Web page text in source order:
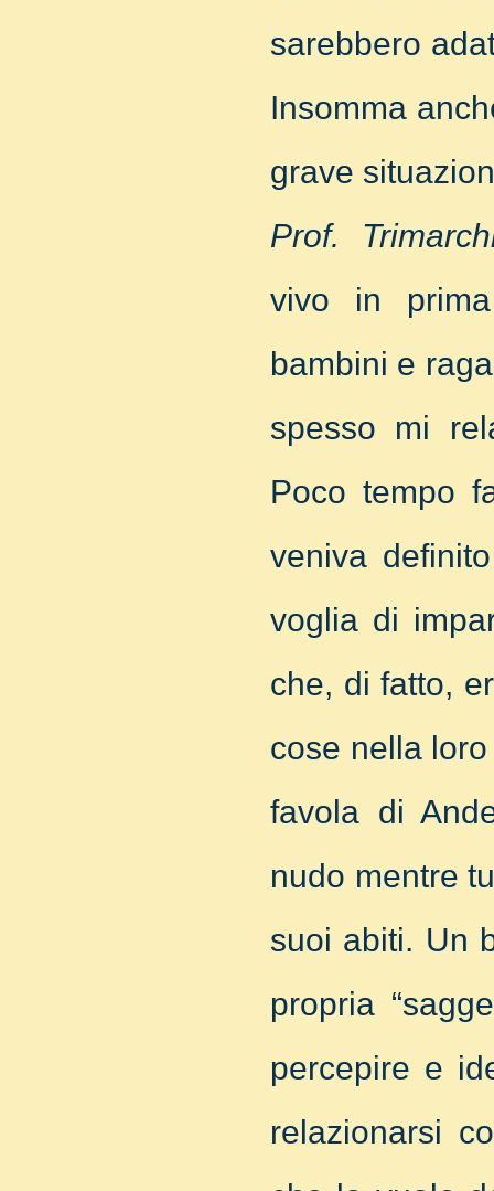
sarebbero
Insomma
grave
Prof.
vivo in
bambini e
spesso mi
Poco tempo
veniva
voglia di
che, di fatto,
cose nella
favola di
nudo mentre
suoi abiti. Un
propria
percepire e
relazionarsi